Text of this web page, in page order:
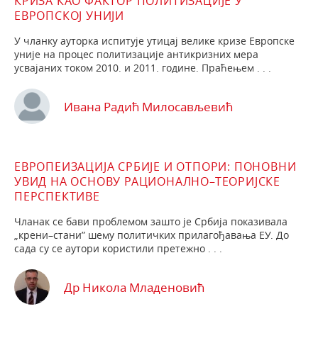
ЕВРОПСКОЈ УНИЈИ
У чланку ауторка испитује утицај велике кризе Европске
уније на процес политизације антикризних мера
усвајаних током 2010. и 2011. године. Праћењем . . .
Ивана Радић Милосављевић
ЕВРОПЕИЗАЦИЈА СРБИЈЕ И ОТПОРИ: ПОНОВНИ
УВИД НА ОСНОВУ РАЦИОНАЛНО–ТЕОРИЈСКЕ
ПЕРСПЕКТИВЕ
Чланак се бави проблемом зашто је Србија показивала
„крени–стани” шему политичких прилагођавања ЕУ. До
сада су се аутори користили претежно . . .
Др Никола Младеновић